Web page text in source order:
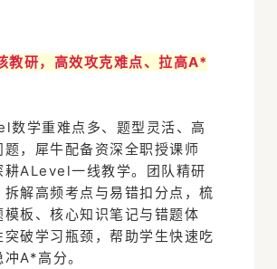
教研，高效攻克难点、拉高A*
数学重难点多、题型灵活、高
题，犀牛配备资深全职授课师
耕ALevel一线教学。团队精研
拆解高频考点与易错扣分点，梳
模板、核心知识笔记与错题体
突破学习瓶颈，帮助学生快速吃
A*高分。